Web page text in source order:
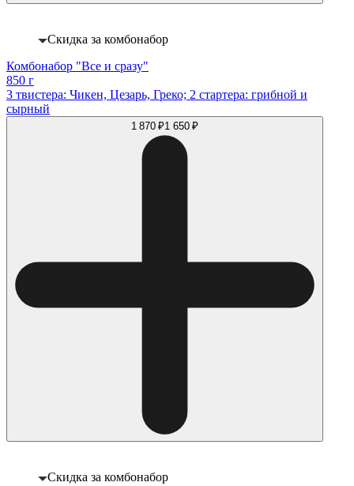
Скидка за комбонабор
Комбонабор "Все и сразу"
850 г
3 твистера: Чикен, Цезарь, Греко; 2 стартера: грибной и
сырный
1 870 ₽1 650 ₽
Скидка за комбонабор